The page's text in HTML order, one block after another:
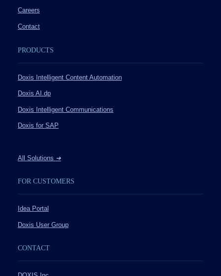
Careers
Contact
PRODUCTS
Doxis Intelligent Content Automation
Doxis AI.dp
Doxis Intelligent Communications
Doxis for SAP
All Solutions ➔
FOR CUSTOMERS
Idea Portal
Doxis User Group
CONTACT